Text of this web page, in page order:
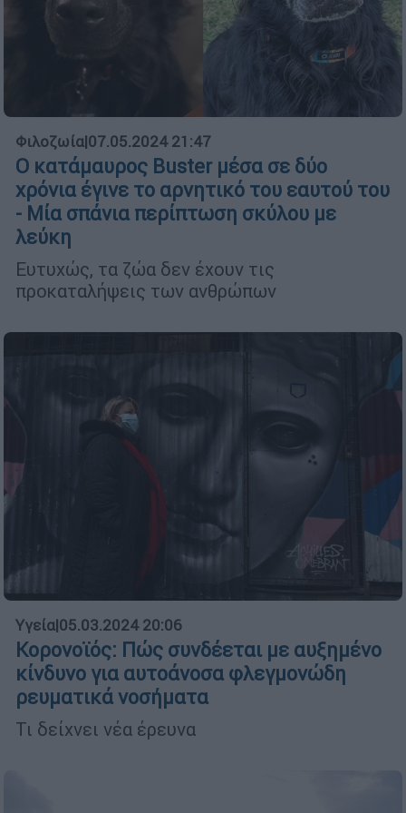
Φιλοζωία|07.05.2024 21:47
Ο κατάμαυρος Buster μέσα σε δύο
χρόνια έγινε το αρνητικό του εαυτού του
- Μία σπάνια περίπτωση σκύλου με
λεύκη
Ευτυχώς, τα ζώα δεν έχουν τις
προκαταλήψεις των ανθρώπων
Υγεία|05.03.2024 20:06
Κορονοϊός: Πώς συνδέεται με αυξημένο
κίνδυνο για αυτοάνοσα φλεγμονώδη
ρευματικά νοσήματα
Τι δείχνει νέα έρευνα